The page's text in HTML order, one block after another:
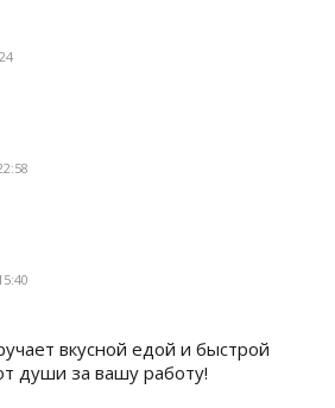
вкусной едой и быстрой
души за вашу работу!